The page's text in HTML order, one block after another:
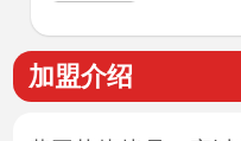
加盟介绍